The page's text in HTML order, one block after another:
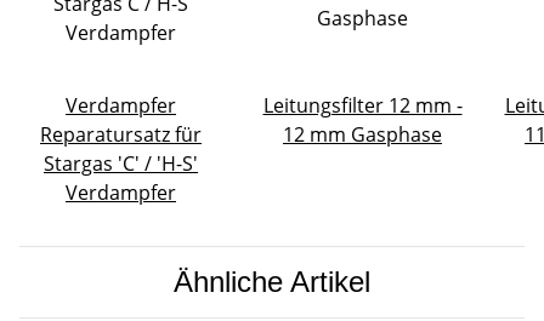
Verdampfer
Reparatursatz für
Stargas 'C' / 'H-S'
Verdampfer
Leitungsfilter 12 mm -
12 mm Gasphase
Ähnliche Artikel